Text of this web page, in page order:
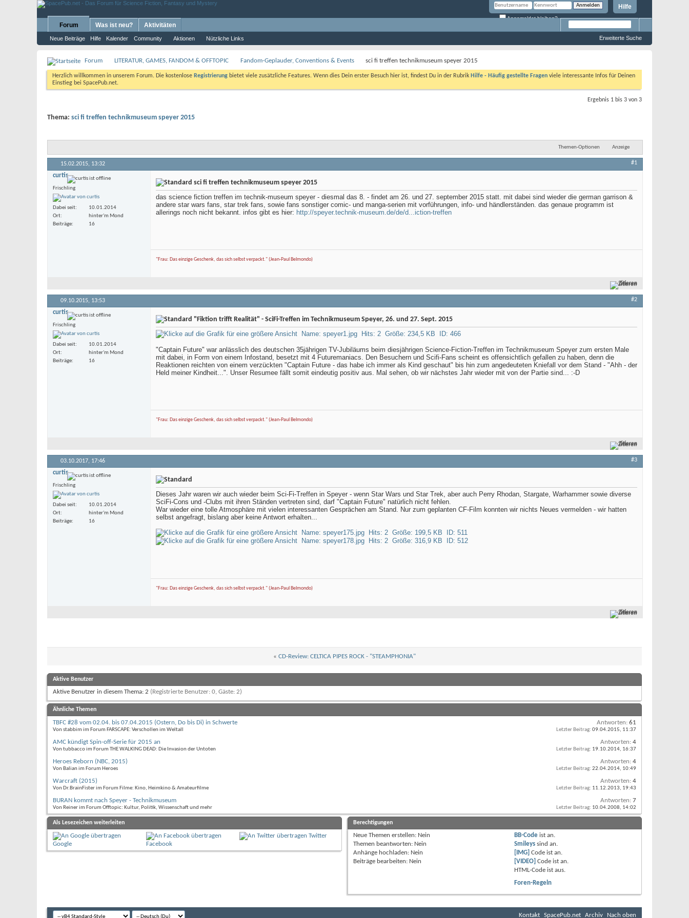
Hilfe
Angemeldet bleiben?
Forum
Neue Beiträge Hilfe Kalender Community Aktionen Nützliche Links
Was ist neu? Aktivitäten
Erweiterte Suche
Forum LITERATUR, GAMES, FANDOM & OFFTOPIC Fandom-Geplauder, Conventions & Events sci fi treffen technikmuseum speyer 2015
Herzlich willkommen in unserem Forum. Die kostenlose Registrierung bietet viele zusätzliche Features. Wenn dies Dein erster Besuch hier ist, findest Du in der Rubrik Hilfe - Häufig gestellte Fragen viele interessante Infos für Deinen
Einstieg bei SpacePub.net.
Ergebnis 1 bis 3 von 3
Thema: sci fi treffen technikmuseum speyer 2015
Themen-Optionen Anzeige
15.02.2015, 13:32 #1
curtis
Frischling
Dabei seit
10.01.2014
Ort
hinter'm Mond
Beiträge
16
sci fi treffen technikmuseum speyer 2015
das science fiction treffen im technik-museum speyer - diesmal das 8. - findet am 26. und 27. september 2015 statt. mit dabei sind wieder die german garrison &
andere star wars fans, star trek fans, sowie fans sonstiger comic- und manga-serien mit vorführungen, info- und händlerständen. das genaue programm ist
allerings noch nicht bekannt. infos gibt es hier: http://speyer.technik-museum.de/de/d...iction-treffen
"Frau: Das einzige Geschenk, das sich selbst verpackt." (Jean-Paul Belmondo)
Zitieren
09.10.2015, 13:53 #2
curtis
Frischling
Dabei seit
10.01.2014
Ort
hinter'm Mond
Beiträge
16
"Fiktion trifft Realität" - SciFi-Treffen im Technikmuseum Speyer, 26. und 27. Sept. 2015
"Captain Future" war anlässlich des deutschen 35jährigen TV-Jubiläums beim diesjährigen Science-Fiction-Treffen im Technikmuseum Speyer zum ersten Male
mit dabei, in Form von einem Infostand, besetzt mit 4 Futuremaniacs. Den Besuchern und Scifi-Fans scheint es offensichtlich gefallen zu haben, denn die
Reaktionen reichten von einem verzückten "Captain Future - das habe ich immer als Kind geschaut" bis hin zum angedeuteten Kniefall vor dem Stand - "Ahh - der
Held meiner Kindheit...". Unser Resumee fällt somit eindeutig positiv aus. Mal sehen, ob wir nächstes Jahr wieder mit von der Partie sind... :-D
"Frau: Das einzige Geschenk, das sich selbst verpackt." (Jean-Paul Belmondo)
Zitieren
03.10.2017, 17:46 #3
curtis
Frischling
Dabei seit
10.01.2014
Ort
hinter'm Mond
Beiträge
16
Dieses Jahr waren wir auch wieder beim Sci-Fi-Treffen in Speyer - wenn Star Wars und Star Trek, aber auch Perry Rhodan, Stargate, Warhammer sowie diverse
SciFi-Cons und -Clubs mit ihren Ständen vertreten sind, darf "Captain Future" natürlich nicht fehlen.
War wieder eine tolle Atmosphäre mit vielen interessanten Gesprächen am Stand. Nur zum geplanten CF-Film konnten wir nichts Neues vermelden - wir hatten
selbst angefragt, bislang aber keine Antwort erhalten...
"Frau: Das einzige Geschenk, das sich selbst verpackt." (Jean-Paul Belmondo)
Zitieren
« CD-Review: CELTICA PIPES ROCK - "STEAMPHONIA"
Aktive Benutzer
Aktive Benutzer in diesem Thema: 2 (Registrierte Benutzer: 0, Gäste: 2)
Ähnliche Themen
TBFC #28 vom 02.04. bis 07.04.2015 (Ostern, Do bis Di) in Schwerte
Von stabbim im Forum FARSCAPE: Verschollen im Weltall
Antworten: 61
Letzter Beitrag: 09.04.2015, 11:37
AMC kündigt Spin-off-Serie für 2015 an
Von tubbacco im Forum THE WALKING DEAD: Die Invasion der Untoten
Antworten: 4
Letzter Beitrag: 19.10.2014, 16:37
Heroes Reborn (NBC, 2015)
Von Balian im Forum Heroes
Antworten: 4
Letzter Beitrag: 22.04.2014, 10:49
Warcraft (2015)
Von Dr.BrainFister im Forum Filme: Kino, Heimkino & Amateurfilme
Antworten: 4
Letzter Beitrag: 11.12.2013, 19:43
BURAN kommt nach Speyer - Technikmuseum
Von Reiner im Forum Offtopic: Kultur, Politik, Wissenschaft und mehr
Antworten: 7
Letzter Beitrag: 10.04.2008, 14:02
Als Lesezeichen weiterleiten
Google Facebook
Twitter
Berechtigungen
Neue Themen erstellen: Nein
Themen beantworten: Nein
Anhänge hochladen: Nein
Beiträge bearbeiten: Nein
BB-Codeist an.
Smileyssind an.
[IMG] Code ist an.
[VIDEO] Code ist an.
HTML-Code ist aus.
Foren-Regeln
Kontakt SpacePub.net Archiv Nach oben